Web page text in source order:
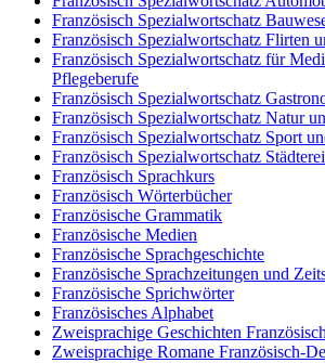
Französisch Spezialwortschatz
Französisch Spezialwortschatz Flirten
Französisch Spezialwortschatz für
Pflegeberufe
Französisch Spezialwortschatz
Französisch Spezialwortschatz Natur
Französisch Spezialwortschatz Sport
Französisch Spezialwortschatz
Französisch Sprachkurs
Französisch Wörterbücher
Französische Grammatik
Französische Medien
Französische Sprachgeschichte
Französische Sprachzeitungen und
Französische Sprichwörter
Französisches Alphabet
Zweisprachige Geschichten
Zweisprachige Romane Französisch-